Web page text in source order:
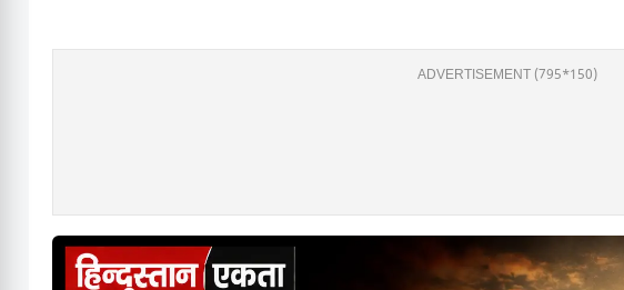
ADVERTISEMENT (795*150)